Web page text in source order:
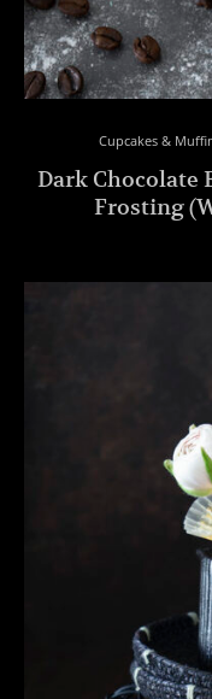
Cupcakes &
Dark Chocolate
Frosting